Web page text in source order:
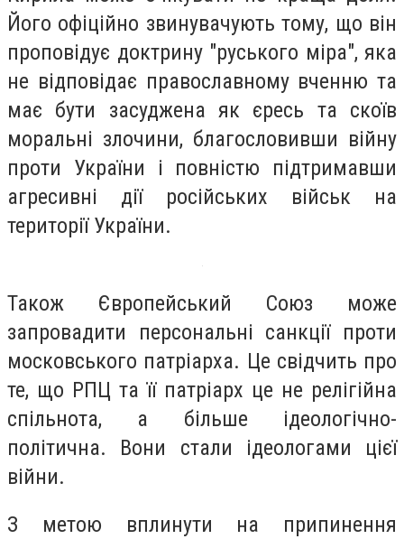
Його офіційно звинувачують тому, що він
проповідує доктрину "руського міра", яка
не відповідає православному вченню та
має бути засуджена як єресь та скоїв
моральні злочини, благословивши війну
проти України і повністю підтримавши
агресивні дії російських військ на
території України.
Також Європейський Союз може
запровадити персональні санкції проти
московського патріарха. Це свідчить про
те, що РПЦ та її патріарх це не релігійна
спільнота, а більше ідеологічно-
політична. Вони стали ідеологами цієї
війни.
З метою вплинути на припинення